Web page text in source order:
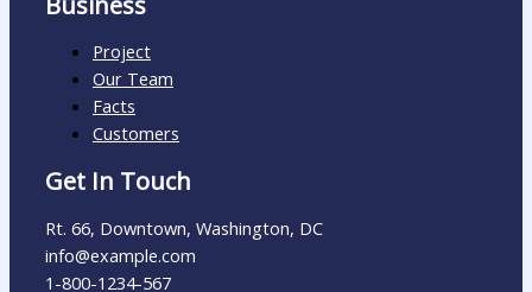
Project
Our Team
Facts
Customers
Get In Touch
Rt. 66, Downtown, Washington, DC
info@example.com​
1-800-1234-567